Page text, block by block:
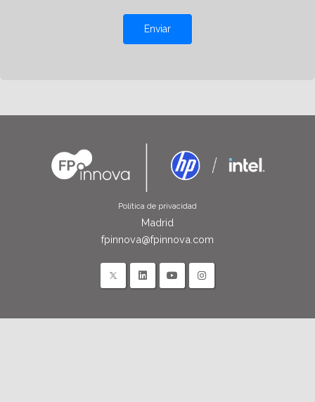
Enviar
Política de privacidad
Madrid
fpinnova@fpinnova.com